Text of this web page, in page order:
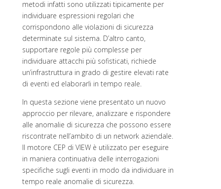
metodi infatti sono utilizzati tipicamente per
individuare espressioni regolari che
corrispondono alle violazioni di sicurezza
determinate sul sistema. D’altro canto,
supportare regole più complesse per
individuare attacchi più sofisticati, richiede
un’infrastruttura in grado di gestire elevati rate
di eventi ed elaborarli in tempo reale.
In questa sezione viene presentato un nuovo
approccio per rilevare, analizzare e rispondere
alle anomalie di sicurezza che possono essere
riscontrate nell’ambito di un network aziendale.
Il motore CEP di VIEW è utilizzato per eseguire
in maniera continuativa delle interrogazioni
specifiche sugli eventi in modo da individuare in
tempo reale anomalie di sicurezza.